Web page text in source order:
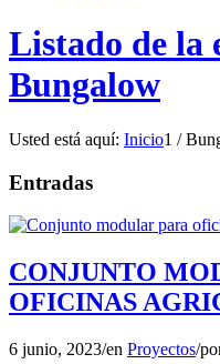
Listado de la
Bungalow
Usted está aquí: Inicio1 /
Entradas
CONJUNTO
OFICINAS
6 junio, 2023/en Proyectos/